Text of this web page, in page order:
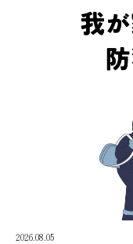
2026.08.05